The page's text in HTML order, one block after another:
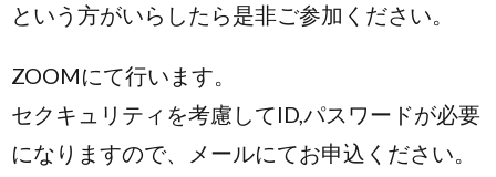
という方がいらしたら是非ご参加ください。
ZOOMにて行います。
セクキュリティを考慮してID,パスワードが必要
になりますので、メールにてお申込ください。